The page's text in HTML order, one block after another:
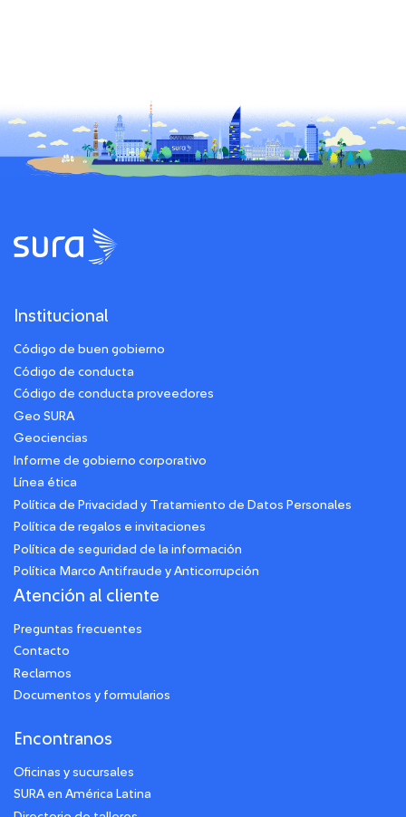
Institucional
Código de buen gobierno
Código de conducta
Código de conducta proveedores
Geo SURA
Geociencias
Informe de gobierno corporativo
Línea ética
Política de Privacidad y Tratamiento de Datos Personales
Política de regalos e invitaciones
Política de seguridad de la información
Política Marco Antifraude y Anticorrupción
Atención al cliente
Preguntas frecuentes
Contacto
Reclamos
Documentos y formularios
Encontranos
Oficinas y sucursales
SURA en América Latina